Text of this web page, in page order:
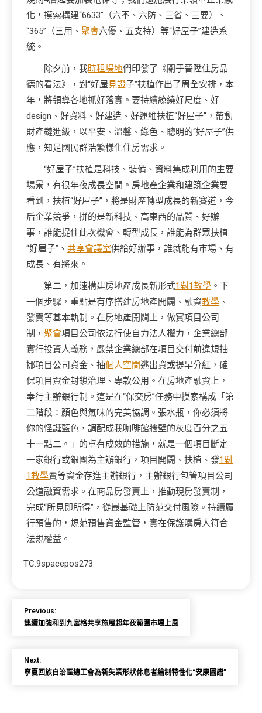
化，摸索構建“6633”（六不、六防、三省、三要）、
“365”（三用、 聚會六優、五支持）等“好屋子”建造系
統。
除夕前，我時租場地們印發了《關于晉陞住房品
德的看法》，對“好屋見證子”扶植作出了周全安排，本
年，將領導各地抓好落實。要持續繚繞好尺度、好
design、好資料、好建造、好運維扶植“好屋子”，帶動
財產鏈進級，以平安、溫馨、綠色、聰明的“好屋子”供
應，知足國民群浩繁樣化住房需求。
“好屋子”扶植是科技、裝備、資料集成利用的主要
場景，有很年夜成長空間。房地產企業和建筑企業要
看到，扶植“好屋子”，將是財產轉型成長的新賽道，今
后企業競爭，拼的是新科技、高東西的品質、好辦
事，誰能捉住此次機會、轉型成長，誰能為群眾扶植
“好屋子”、 共享會議室供給好辦事，誰就能有市場、有
成長、有將來。
第二，加速構建房地產成長新形式1對1教學 。下
一個步驟，重點是有序搭建房地產開闢、融資教學 、
發賣等基本軌制。在房地產開闢上，做實項目公司
制， 聚會項目公司依法行使自力法人權力，企業總部
實行投資人義務，嚴禁企業總部在項目交付前違規抽
挪項目公司資金、抽個人空間逃出資或提早分紅，確
保項目資金封鎖治理、專款公用。在房地產融資上，
奉行主辦銀行制。這是在“保交房”任務中摸索構成「第
二階段：顏色與氣味的完美協調。張水瓶，你必須將
你的怪誕藍色，調配成我咖啡館牆壁的灰度百分之五
十一點二。」的卓有成效的措施，就是一個項目斷定
一家銀行或銀團為主辦銀行，項目開闢、扶植、發1對
1教學賣等資金存進主辦銀行，主辦銀行包管項目公司
公道融資需求。在商品房發賣上，推動現房發賣制，
完成“所見即所得”，從最基礎上防范交付風險。持續履
行預售的，規范預售資金監管，實在保護購房人符合
法規權益。
TC:9spacepos273
Previous:
連續加強和到九宮格共享施展超年夜範圍市場上風
Next:
寧夏回族自治區總工會為新失業形狀休息者繪制特性化“安康圖譜”